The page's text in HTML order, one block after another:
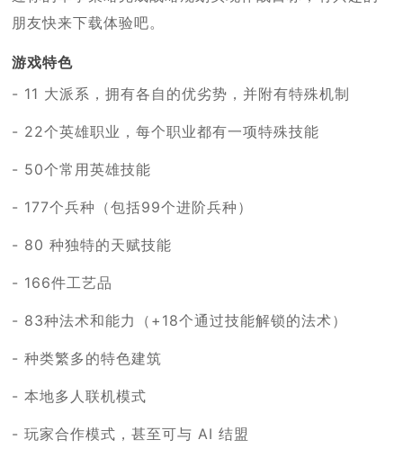
朋友快来下载体验吧。
游戏特色
- 11 大派系，拥有各自的优劣势，并附有特殊机制
- 22个英雄职业，每个职业都有一项特殊技能
- 50个常用英雄技能
- 177个兵种（包括99个进阶兵种）
- 80 种独特的天赋技能
- 166件工艺品
- 83种法术和能力（+18个通过技能解锁的法术）
- 种类繁多的特色建筑
- 本地多人联机模式
- 玩家合作模式，甚至可与 AI 结盟